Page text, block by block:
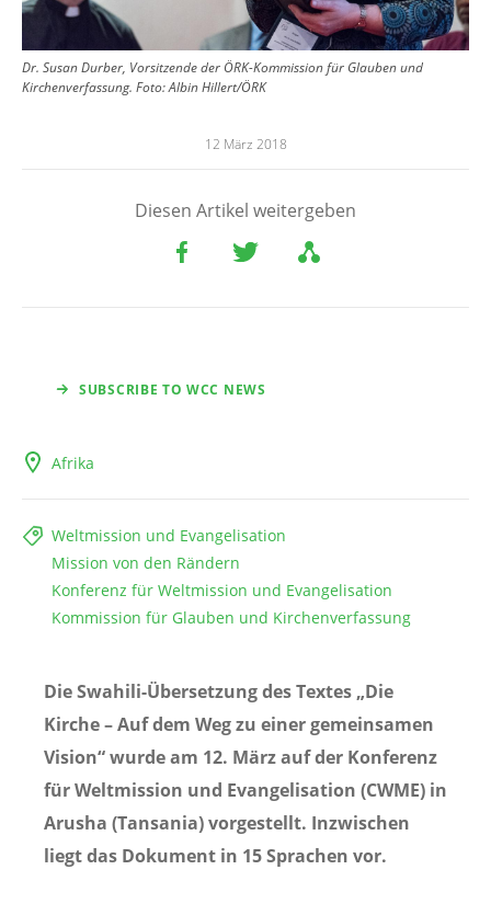
Dr. Susan Durber, Vorsitzende der ÖRK-Kommission für Glauben und
Kirchenverfassung. Foto: Albin Hillert/ÖRK
12 März 2018
Diesen Artikel weitergeben
SUBSCRIBE TO WCC NEWS
Afrika
Weltmission und Evangelisation
Mission von den Rändern
Konferenz für Weltmission und Evangelisation
Kommission für Glauben und Kirchenverfassung
Die Swahili-Übersetzung des Textes „Die
Kirche – Auf dem Weg zu einer gemeinsamen
Vision“ wurde am 12. März auf der Konferenz
für Weltmission und Evangelisation (CWME) in
Arusha (Tansania) vorgestellt. Inzwischen
liegt das Dokument in 15 Sprachen vor.